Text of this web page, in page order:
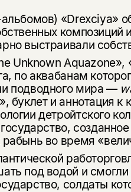
«Drexciya»
выстраивали
Unknown Aquazone»,
по аквабанам
подводного мира — w
буклет и аннотация к
детройтского
рабынь во время
под водой и смогли
солдаты